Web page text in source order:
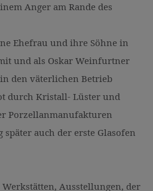
Anger am Rande des
Ehefrau und ihre Söhne in
und als Oskar Weinfurtner
den väterlichen Betrieb
durch Kristall- Lüster und
Porzellanmanufakturen
auch der erste Glasofen
Ausstellungen, der